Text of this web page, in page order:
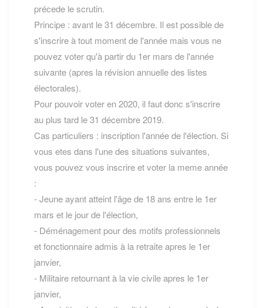
précede le scrutin.
Principe : avant le 31 décembre. Il est possible de
s'inscrire à tout moment de l'année mais vous ne
pouvez voter qu'à partir du 1er mars de l'année
suivante (apres la révision annuelle des listes
électorales).
Pour pouvoir voter en 2020, il faut donc s'inscrire
au plus tard le 31 décembre 2019.
Cas particuliers : inscription l'année de l'élection. Si
vous etes dans l'une des situations suivantes,
vous pouvez vous inscrire et voter la meme année
:
- Jeune ayant atteint l'âge de 18 ans entre le 1er
mars et le jour de l'élection,
- Déménagement pour des motifs professionnels
et fonctionnaire admis à la retraite apres le 1er
janvier,
- Militaire retournant à la vie civile apres le 1er
janvier,